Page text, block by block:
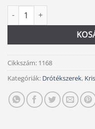
Életfa medál -
Alternative:
Cikkszám: 1168
Kategóriák: Drótékszerek,